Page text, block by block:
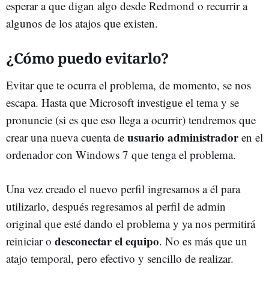
esperar a que digan algo desde Redmond o recurrir a
algunos de los atajos que existen.
¿Cómo puedo evitarlo?
Evitar que te ocurra el problema, de momento, se nos
escapa. Hasta que Microsoft investigue el tema y se
pronuncie (si es que eso llega a ocurrir) tendremos que
crear una nueva cuenta de usuario administradoren el
ordenador con Windows 7 que tenga el problema.
Una vez creado el nuevo perfil ingresamos a él para
utilizarlo, después regresamos al perfil de admin
original que esté dando el problema y ya nos permitirá
reiniciar o desconectar el equipo. No es más que un
atajo temporal, pero efectivo y sencillo de realizar.